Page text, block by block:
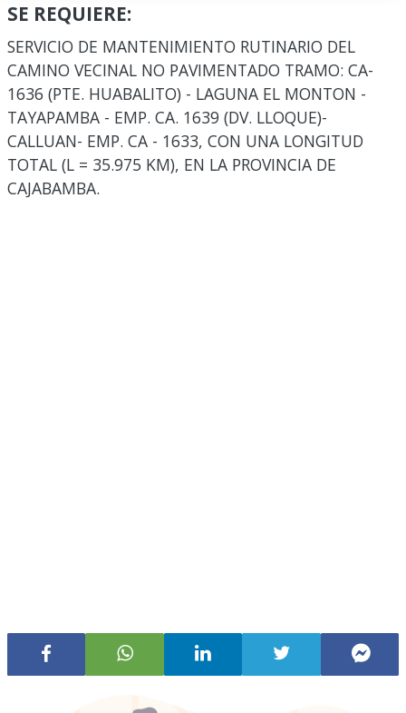
SE REQUIERE:
SERVICIO DE MANTENIMIENTO RUTINARIO DEL
CAMINO VECINAL NO PAVIMENTADO TRAMO: CA-
1636 (PTE. HUABALITO) - LAGUNA EL MONTON -
TAYAPAMBA - EMP. CA. 1639 (DV. LLOQUE)-
CALLUAN- EMP. CA - 1633, CON UNA LONGITUD
TOTAL (L = 35.975 KM), EN LA PROVINCIA DE
CAJABAMBA.